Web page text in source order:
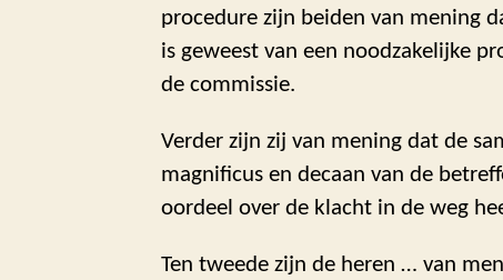
procedure zijn beiden van mening
is geweest van een noodzakelijke
de commissie.
Verder zijn zij van mening dat de
magnificus en decaan van de
oordeel over de klacht in de weg
Ten tweede zijn de heren … van